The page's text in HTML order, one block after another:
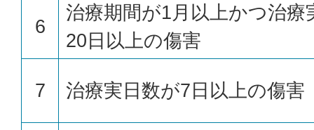
6
治療期間が1月以上かつ治療
20日以上の傷害
7 治療実日数が7日以上の傷害